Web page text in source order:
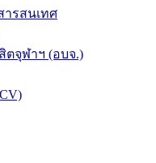
ารสนเทศ
ตจุฬาฯ (อบจ.)